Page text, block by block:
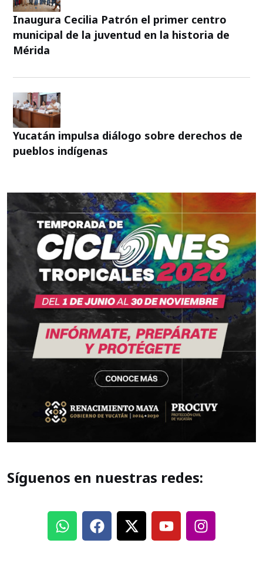
Inaugura Cecilia Patrón el primer centro
municipal de la juventud en la historia de
Mérida
Yucatán impulsa diálogo sobre derechos de
pueblos indígenas
Síguenos en nuestras redes: